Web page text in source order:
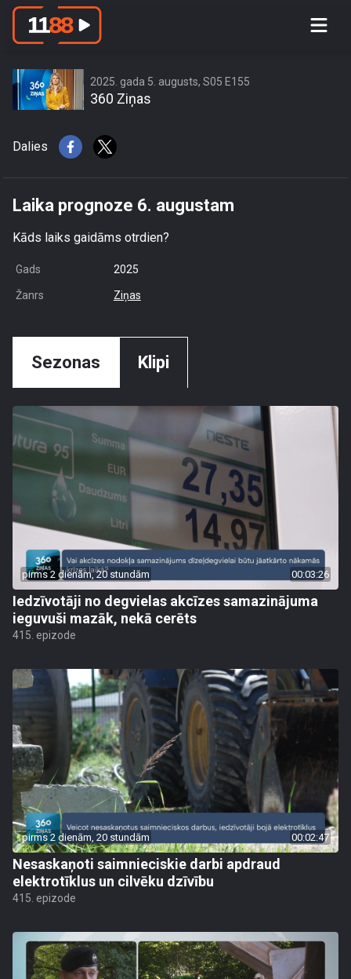
2025. gada 5. augusts, S05 E155
360 Ziņas
Dalies
Laika prognoze 6. augustam
Kāds laiks gaidāms otrdien?
Gads 2025
Žanrs Ziņas
Sezonas Klipi
pirms 2 dienām, 20 stundām 00:03:26
Iedzīvotāji no degvielas akcīzes samazinājuma
ieguvuši mazāk, nekā cerēts
415. epizode
pirms 2 dienām, 20 stundām 00:02:47
Nesaskaņoti saimnieciskie darbi apdraud
elektrotīklus un cilvēku dzīvību
415. epizode